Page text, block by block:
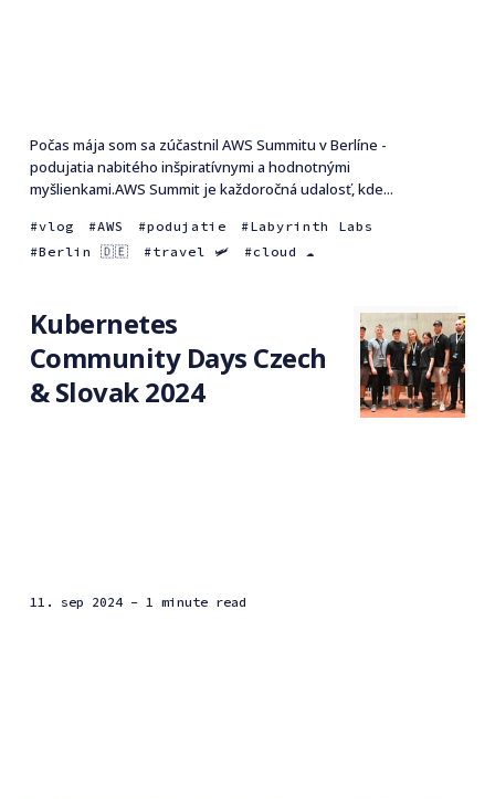
Počas mája som sa zúčastnil AWS Summitu v Berlíne -
podujatia nabitého inšpiratívnymi a hodnotnými
myšlienkami.AWS Summit je každoročná udalosť, kde...
vlog AWS podujatie
Labyrinth Labs
Berlin 🇩🇪
travel 🛩 cloud ☁️
Kubernetes
Community Days Czech
& Slovak 2024
11. sep 2024- 1 minute read